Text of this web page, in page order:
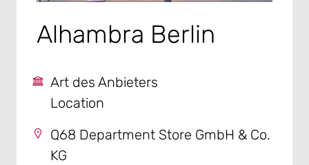
Alhambra Berlin
Art des Anbieters
Location
Q68 Department Store GmbH & Co.
KG